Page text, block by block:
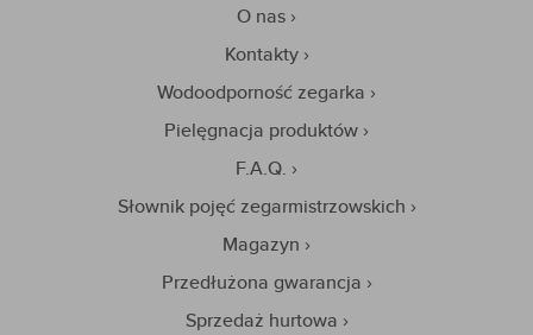
O nas
Kontakty
Wodoodporność zegarka
Pielęgnacja produktów
F.A.Q.
Słownik pojęć zegarmistrzowskich
Magazyn
Przedłużona gwarancja
Sprzedaż hurtowa